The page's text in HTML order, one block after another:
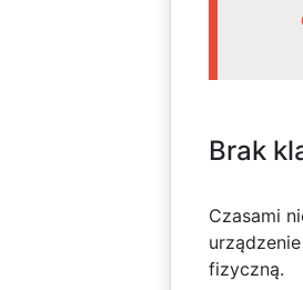
Brak
Czasami
fizyczną.